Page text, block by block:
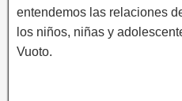
entendemos las relaciones
los niños, niñas y
Vuoto.